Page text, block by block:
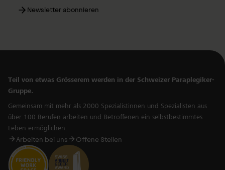
Newsletter abonnieren
Teil von etwas Grösserem werden in der Schweizer Paraplegiker-
Gruppe.
Gemeinsam mit mehr als 2000 Spezialistinnen und Spezialisten aus
über 100 Berufen arbeiten und Betroffenen ein selbstbestimmtes
Leben ermöglichen.
Arbeiten bei uns Offene Stellen